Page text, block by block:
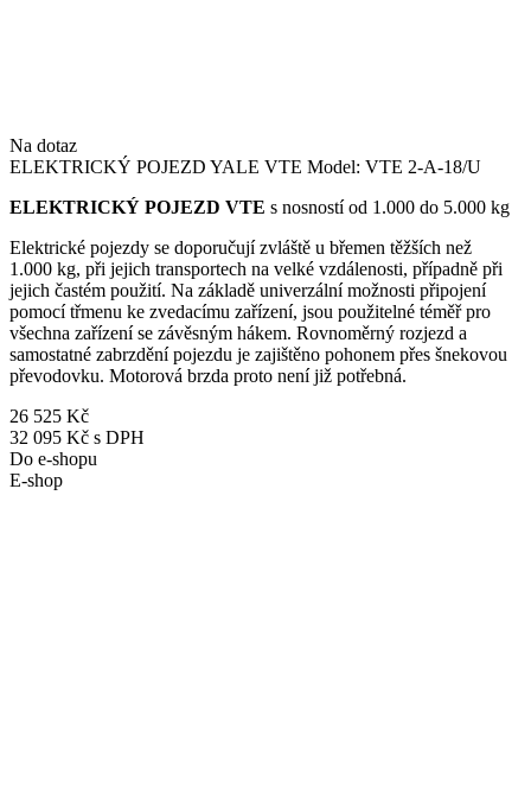
Na dotaz
ELEKTRICKÝ POJEZD YALE VTE Model: VTE 2-A-18/U
ELEKTRICKÝ POJEZD VTE s nosností od 1.000 do 5.000 kg
Elektrické pojezdy se doporučují zvláště u břemen těžších než
1.000 kg, při jejich transportech na velké vzdálenosti, případně při
jejich častém použití. Na základě univerzální možnosti připojení
pomocí třmenu ke zvedacímu zařízení, jsou použitelné téměř pro
všechna zařízení se závěsným hákem. Rovnoměrný rozjezd a
samostatné zabrzdění pojezdu je zajištěno pohonem přes šnekovou
převodovku. Motorová brzda proto není již potřebná.
26 525 Kč
32 095 Kč s DPH
Do e-shopu
E-shop